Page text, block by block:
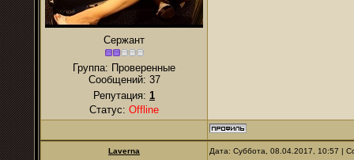
Сержант
Группа: Проверенные
Сообщений: 37
Репутация: 1
Статус: Offline
Laverna Дата: Суббота, 08.04.2017, 10:57 |